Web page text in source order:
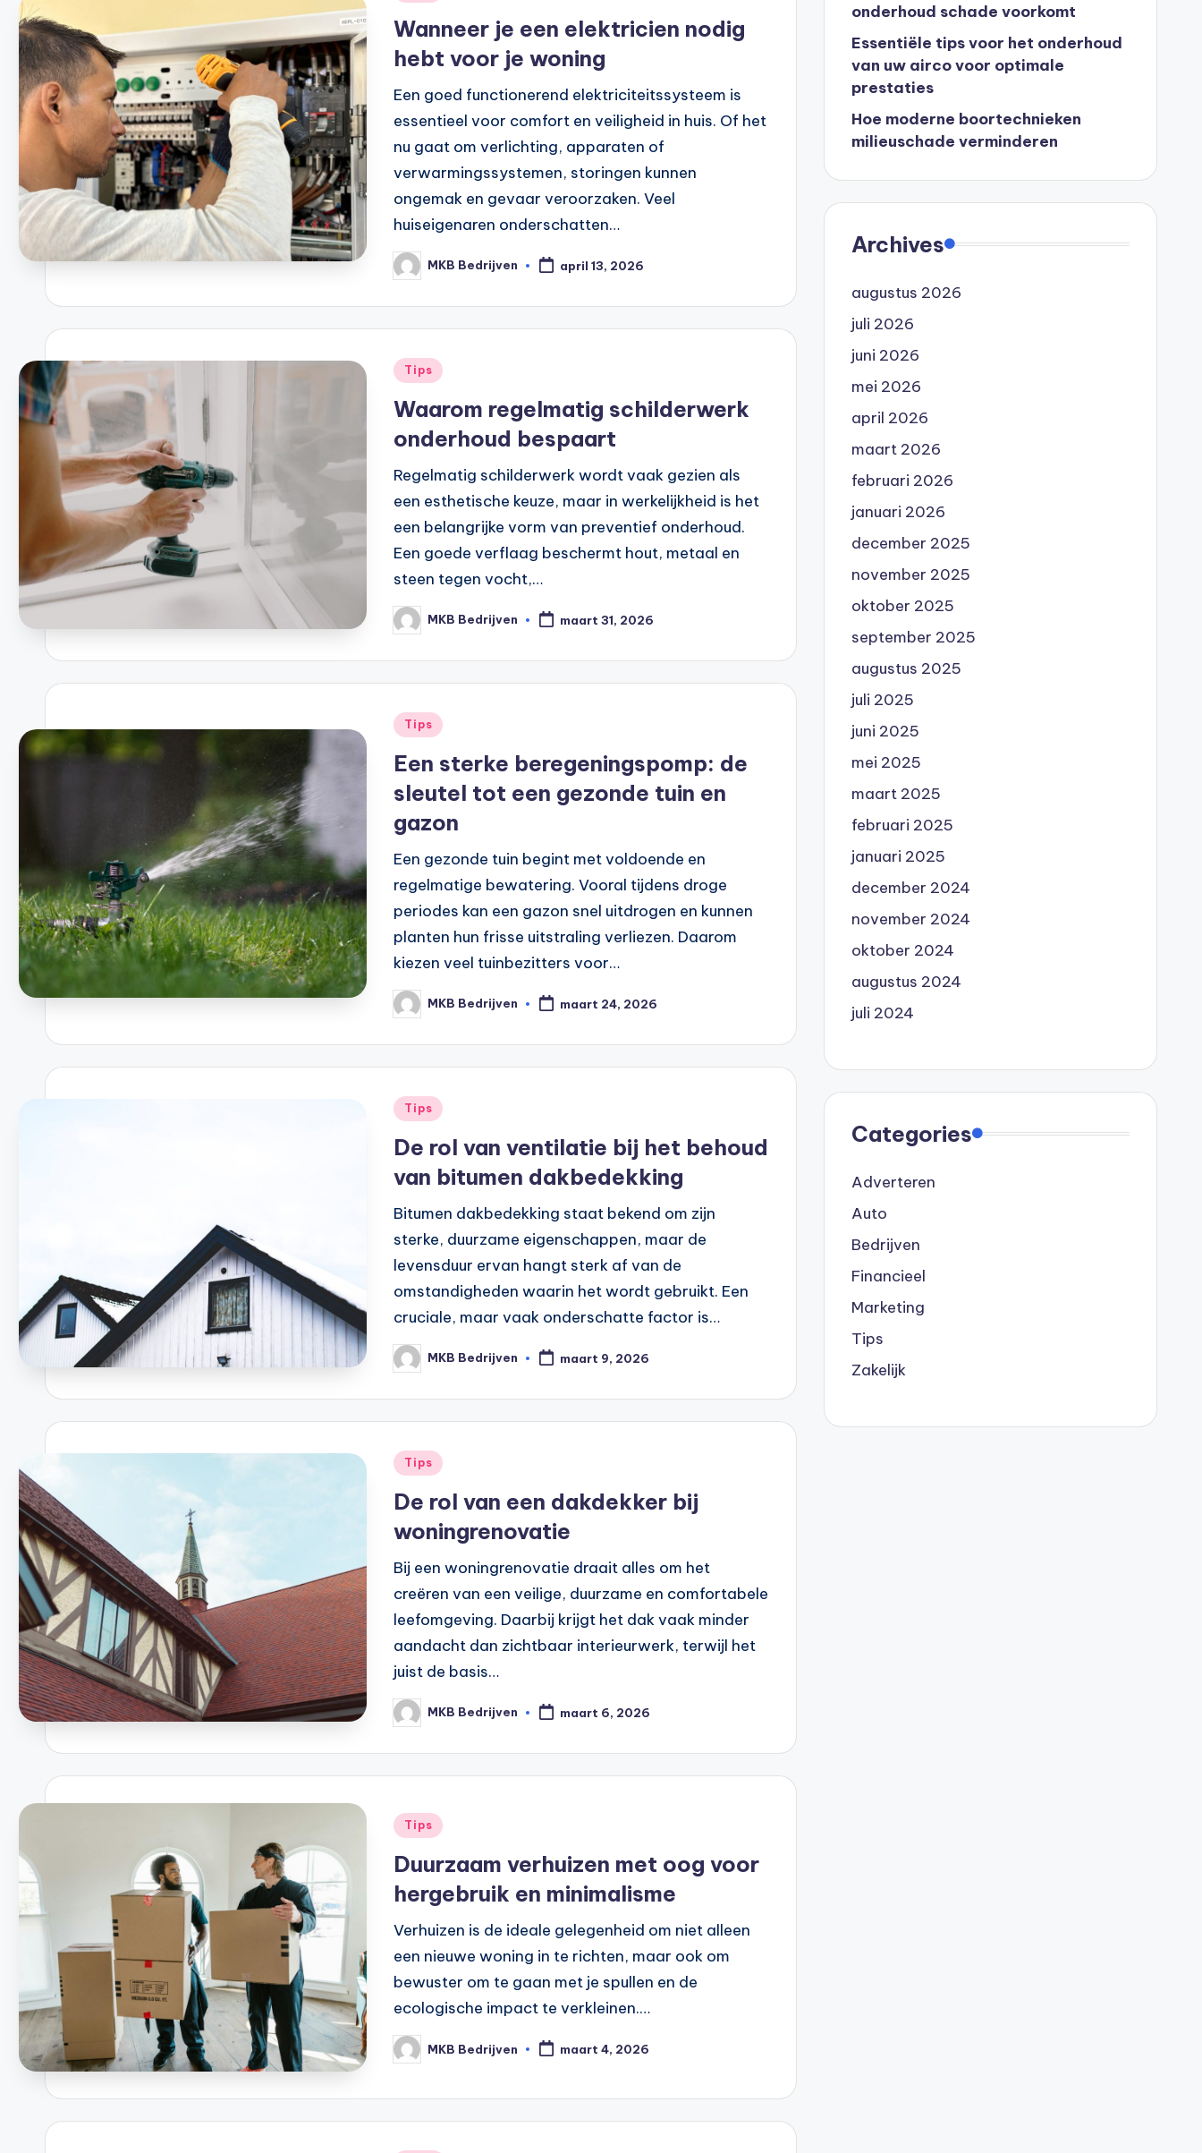
Wanneer je een elektricien nodig
hebt voor je woning
Een goed functionerend elektriciteitssysteem is
essentieel voor comfort en veiligheid in huis. Of het
nu gaat om verlichting, apparaten of
verwarmingssystemen, storingen kunnen
ongemak en gevaar veroorzaken. Veel
huiseigenaren onderschatten…
MKB Bedrijven april 13, 2026
Tips
Waarom regelmatig schilderwerk
onderhoud bespaart
Regelmatig schilderwerk wordt vaak gezien als
een esthetische keuze, maar in werkelijkheid is het
een belangrijke vorm van preventief onderhoud.
Een goede verflaag beschermt hout, metaal en
steen tegen vocht,…
MKB Bedrijven maart 31, 2026
Tips
Een sterke beregeningspomp: de
sleutel tot een gezonde tuin en
gazon
Een gezonde tuin begint met voldoende en
regelmatige bewatering. Vooral tijdens droge
periodes kan een gazon snel uitdrogen en kunnen
planten hun frisse uitstraling verliezen. Daarom
kiezen veel tuinbezitters voor…
MKB Bedrijven maart 24, 2026
Tips
De rol van ventilatie bij het behoud
van bitumen dakbedekking
Bitumen dakbedekking staat bekend om zijn
sterke, duurzame eigenschappen, maar de
levensduur ervan hangt sterk af van de
omstandigheden waarin het wordt gebruikt. Een
cruciale, maar vaak onderschatte factor is…
MKB Bedrijven maart 9, 2026
Tips
De rol van een dakdekker bij
woningrenovatie
Bij een woningrenovatie draait alles om het
creëren van een veilige, duurzame en comfortabele
leefomgeving. Daarbij krijgt het dak vaak minder
aandacht dan zichtbaar interieurwerk, terwijl het
juist de basis…
MKB Bedrijven maart 6, 2026
Tips
Duurzaam verhuizen met oog voor
hergebruik en minimalisme
Verhuizen is de ideale gelegenheid om niet alleen
een nieuwe woning in te richten, maar ook om
bewuster om te gaan met je spullen en de
ecologische impact te verkleinen.…
MKB Bedrijven maart 4, 2026
onderhoud schade voorkomt
Essentiële tips voor het onderhoud
van uw airco voor optimale
prestaties
Hoe moderne boortechnieken
milieuschade verminderen
Archives
augustus 2026
juli 2026
juni 2026
mei 2026
april 2026
maart 2026
februari 2026
januari 2026
december 2025
november 2025
oktober 2025
september 2025
augustus 2025
juli 2025
juni 2025
mei 2025
maart 2025
februari 2025
januari 2025
december 2024
november 2024
oktober 2024
augustus 2024
juli 2024
Categories
Adverteren
Auto
Bedrijven
Financieel
Marketing
Tips
Zakelijk